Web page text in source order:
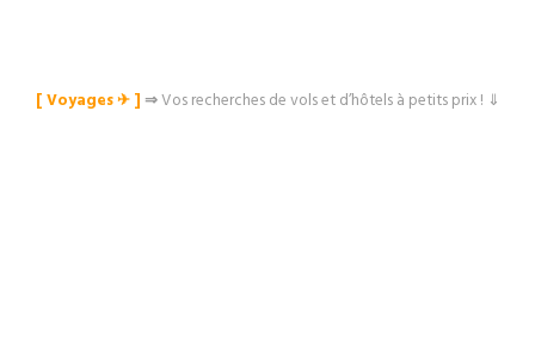
[ Voyages ✈︎ ]⇒Vos recherches de vols et d’hôtels à petits prix ! ⇓